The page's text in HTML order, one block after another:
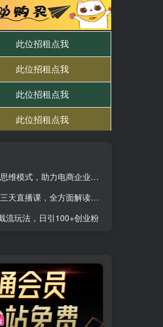
，助力电商企业实现利润突破
，全方面解读，确定账号定位
流玩法，日引100+创业粉